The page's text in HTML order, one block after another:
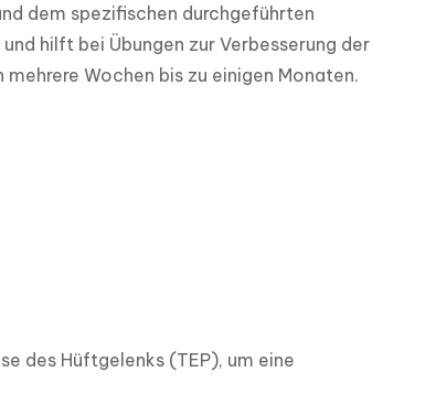
dem spezifischen durchgeführten
hilft bei Übungen zur Verbesserung der
Wochen bis zu einigen Monaten.
des Hüftgelenks (TEP), um eine